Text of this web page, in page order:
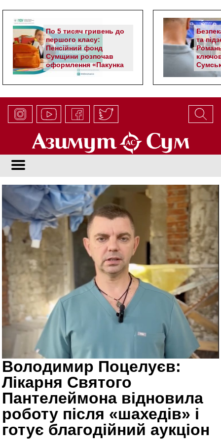
По 5 тисяч гривень до
першого класу:
Пенсійний фонд
Сумщини розпочав
оформлення «Пакунка
школяра»
та
Володимир Поцелуєв:
Лікарня Святого
Пантелеймона відновила
роботу після «шахедів» і
готує благодійний аукціон